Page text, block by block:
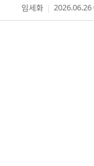
임세화 2026.06.26